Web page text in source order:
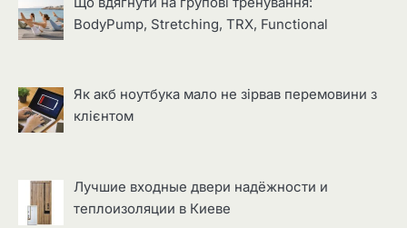
BodyPump, Stretching, TRX, Functional
Як акб ноутбука мало не зірвав перемовини з
клієнтом
Лучшие входные двери надёжности и
теплоизоляции в Киеве